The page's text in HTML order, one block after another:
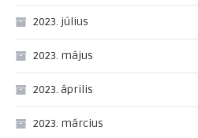
2023. július
2023. május
2023. április
2023. március